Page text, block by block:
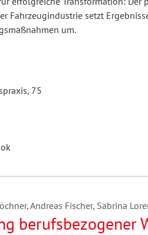
Fahrzeugindustrie setzt
um.
75
Andreas Fischer, Sabrina
berufsbezogener